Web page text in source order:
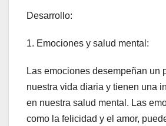
Desarrollo:
1. Emociones y salud mental:
Las emociones desempeñan un
nuestra vida diaria y tienen una
en nuestra salud mental. Las
como la felicidad y el amor,